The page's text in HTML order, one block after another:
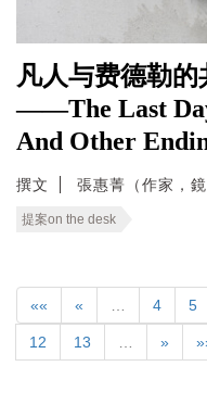
凡人与费德勒
——The Last
And Other
撰文 張惠菁（作家，
提案on the desk
«« « 4 5
12 13 »